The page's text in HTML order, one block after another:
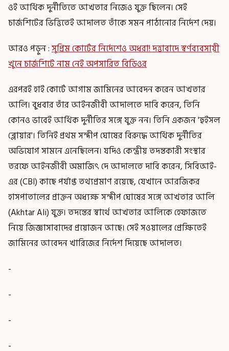
ওই আর্থিক দুর্নীতিতে আখতার নিজেও যুক্ত ছিলেন। সেই
চার্জশিটের ভিত্তিতেই আদালত তাঁকে সমন পাঠানোর নির্দেশ দেয়।
আরও পড়ুন :সুপ্রিম কোর্টের নির্দেশেও অধরা! দত্তাবাদে স্বর্ণব্যবসায়ী
খুনে চার্জশিটে নাম নেই অপসারিত বিডিওর
এরপরই হাই কোর্টে আগাম জামিনের আবেদন করেন আখতার
আলি। বুধবার তাঁর আইনজীবী আদালতে দাবি করেন, তিনি
কোনও ভাবেই আর্থিক দুর্নীতির সঙ্গে যুক্ত নন। তিনি একজন 'হুইসল
ব্লোয়ার'। তিনিই প্রথম সন্দীপ ঘোষের বিরুদ্ধে আর্থিক দুর্নীতির
অভিযোগ সামনে এনেছিলেন। যদিও কেন্দ্রীয় তদন্তকারী সংস্থার
তরফে আইনজীবী অমাজিৎ দে আদালতে দাবি করেন, সিবিআই-
এর (CBI) কাছে পর্যাপ্ত তথ্যপ্রমাণ রয়েছে, যেখানে আরজিকর
হাসপাতালের প্রাক্তন অধ্যক্ষ সন্দীপ ঘোষের সঙ্গে আখতার আলি
(Akhtar Ali) যুক্ত। তদন্তের স্বার্থে আখতার আলিকে হেফাজতে
নিয়ে জিজ্ঞাসাবাদের প্রয়োজন আছে। সেই সওয়ালের প্রেক্ষিতেই
জামিনের আবেদন খারিজের নির্দেশ দিয়েছে আদালত।
-
-
-
-